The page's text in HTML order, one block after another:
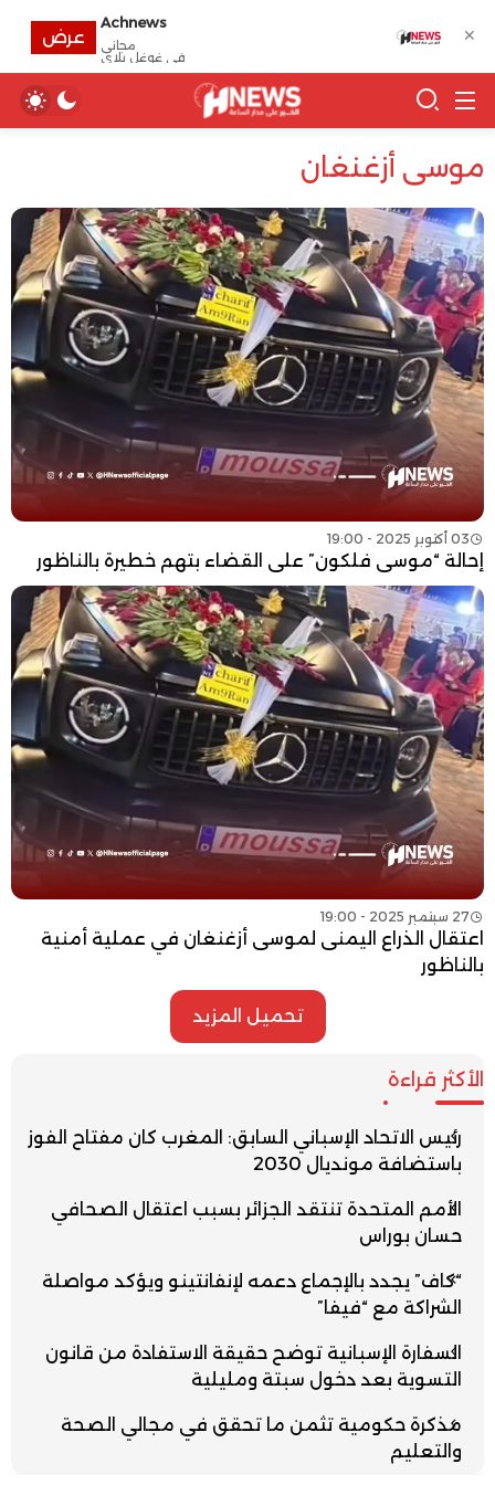
موسى أزغنغان
03 أكتوبر 2025 - 19:00
إحالة “موسى فلكون” على القضاء بتهم خطيرة بالناظور
27 سبتمبر 2025 - 19:00
اعتقال الذراع اليمنى لموسى أزغنغان في عملية أمنية
بالناظور
تحميل المزيد
الأكثر قراءة
رئيس الاتحاد الإسباني السابق: المغرب كان مفتاح الفوز
باستضافة مونديال 2030
الأمم المتحدة تنتقد الجزائر بسبب اعتقال الصحافي
حسان بوراس
“كاف” يجدد بالإجماع دعمه لإنفانتينو ويؤكد مواصلة
الشراكة مع “فيفا”
السفارة الإسبانية توضح حقيقة الاستفادة من قانون
التسوية بعد دخول سبتة ومليلية
مذكرة حكومية تثمن ما تحقق في مجالي الصحة
والتعليم
✕
Achnews
مجانى
في غوغل بلاي
عرض